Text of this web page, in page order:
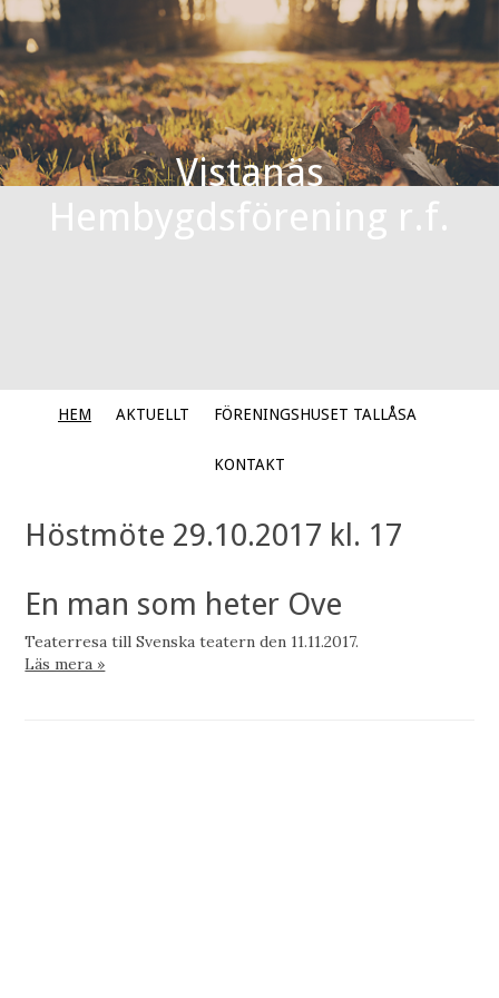
Vistanäs
Hembygdsförening r.f.
HEM AKTUELLT FÖRENINGSHUSET TALLÅSA
KONTAKT
Höstmöte 29.10.2017 kl. 17
En man som heter Ove
Teaterresa till Svenska teatern den 11.11.2017.
Läs mera »